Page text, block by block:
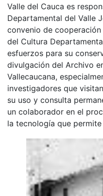
Valle del Cauca es
Departamental del Valle
convenio de
del Cultura
esfuerzos para su
divulgación del Archivo
Vallecaucana,
investigadores que
su uso y consulta
un colaborador en el
la tecnología que